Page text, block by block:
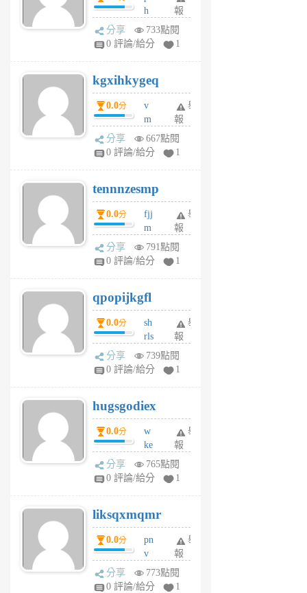
h
wi
w
6
個
月
前
報
分享
733點閱
0 評論/給分
1
kgxihkygeq
0.0分
v
m
sg
sr
6
個
月
前
舉
報
分享
667點閱
0 評論/給分
1
tennnzesmp
0.0分
fjj
m
w
rs
6
個
月
前
舉
報
分享
791點閱
0 評論/給分
1
qpopijkgfl
0.0分
sh
rls
k
m
6
個
月
前
舉
報
分享
739點閱
0 評論/給分
1
hugsgodiex
0.0分
w
ke
rv
pj
6
個
月
前
舉
報
分享
765點閱
0 評論/給分
1
liksqxmqmr
0.0分
pn
v
wt
sv
舉
報
分享
773點閱
0 評論/給分
1